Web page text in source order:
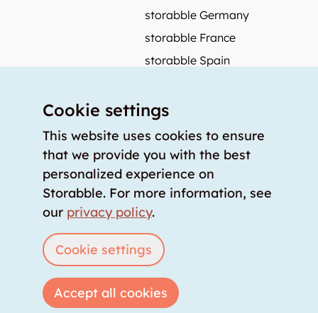
storabble Germany
storabble France
storabble Spain
Press coverage
How to calculate the size of a storage room?
How much does a storage room cost?
For storage providers
Login List storage room
Copyright © 2026 storabble|privacy policy
Cookie settings
This website uses cookies to ensure
that we provide you with the best
personalized experience on
Storabble. For more information, see
our privacy policy.
Cookie settings
Accept all cookies